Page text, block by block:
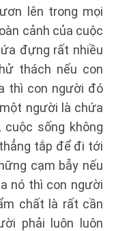
lên trong mọi
cảnh của cuộc
đựng rất nhiều
thách nếu con
thì con người đó
người là chứa
sống không
tắp để đi tới
cạm bẫy nếu
nó thì con người
chất là rất cần
phải luôn luôn